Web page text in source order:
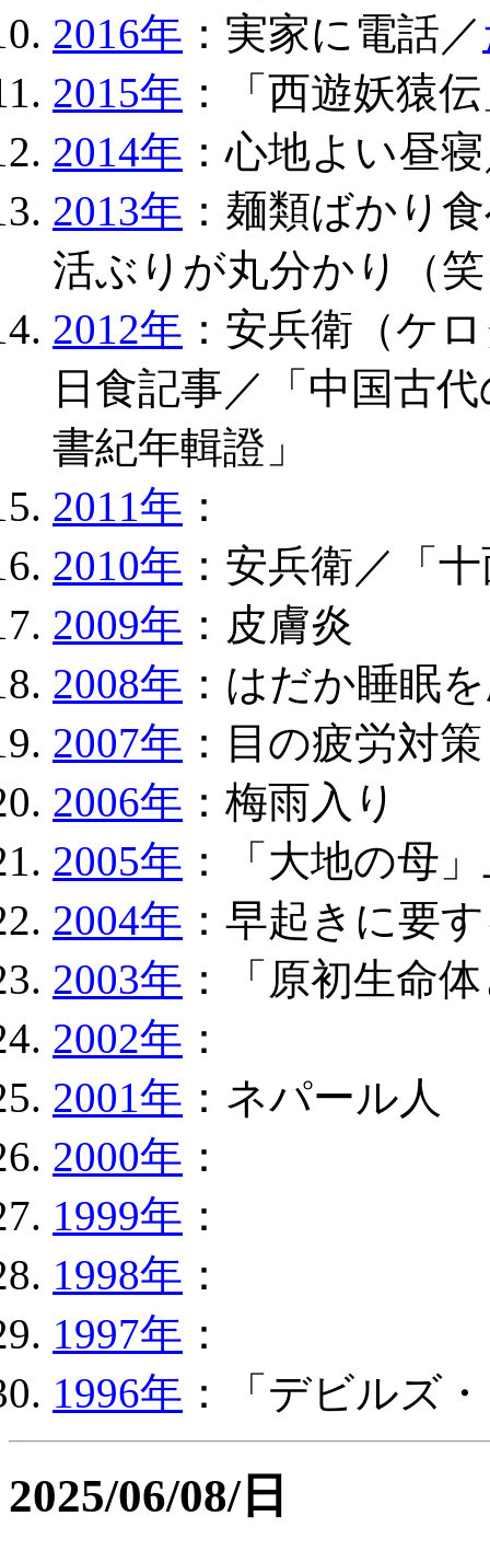
2016年 ：実家に電話／
2015年 ：「西遊妖猿
2014年 ：心地よい昼
2013年 ：麺類ばかり
活ぶりが丸分かり（
2012年 ：安兵衛（ケ
日食記事／「中国古
書紀年輯證」
2011年 ：
2010年 ：安兵衛／「
2009年 ：皮膚炎
2008年 ：はだか睡眠
2007年 ：目の疲労対
2006年 ：梅雨入り
2005年 ：「大地の母
2004年 ：早起きに要
2003年 ：「原初生命
2002年 ：
2001年 ：ネパール人
2000年 ：
1999年 ：
1998年 ：
1997年 ：
1996年 ：「デビルズ
2025/06/08/日